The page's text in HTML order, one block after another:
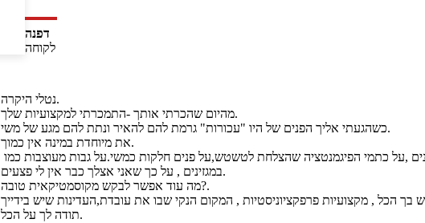
דפנה
לקוחה
נטלי היקרה.
מהיום שהכרתי אותך -התמכרתי למקצועיות שלך.
כשהגעתי אליך הפנים של היו "עכורות" גרמת להם להאיר ונתת להם מגע של משי.
את מיוחדת במינה אין כמוך.
במגזינים , על כך שאני אצלך כבר אין לי פצעים.
מה עוד אפשר לבקש מקוסמטיקאית טובה?.
בך הכל , מקצועיות פרפקציוניסטיות , המקום הנקי שבו את עובדת,העדינות שיש בידייך.
תודה לך על הכל.